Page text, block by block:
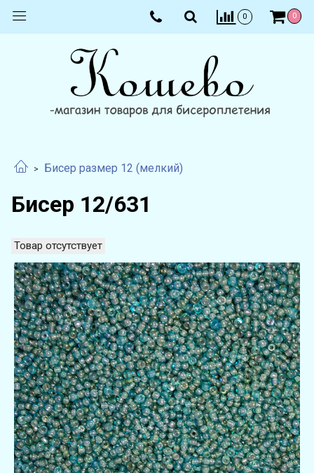
0 0
Бисер размер 12 (мелкий)
Бисер 12/631
Товар отсутствует